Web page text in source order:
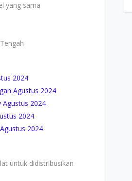
yang sama
2024
Agustus 2024
Agustus 2024
2024
2024
untuk didistribusikan